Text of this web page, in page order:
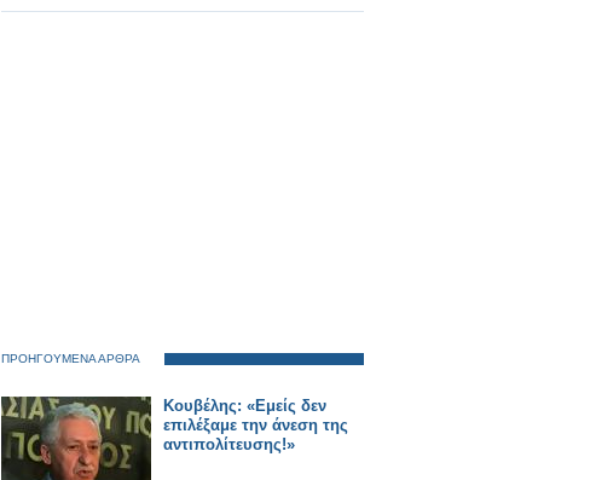
ΠΡΟΗΓΟΥΜΕΝΑ ΑΡΘΡΑ
Κουβέλης: «Εμείς δεν
επιλέξαμε την άνεση της
αντιπολίτευσης!»